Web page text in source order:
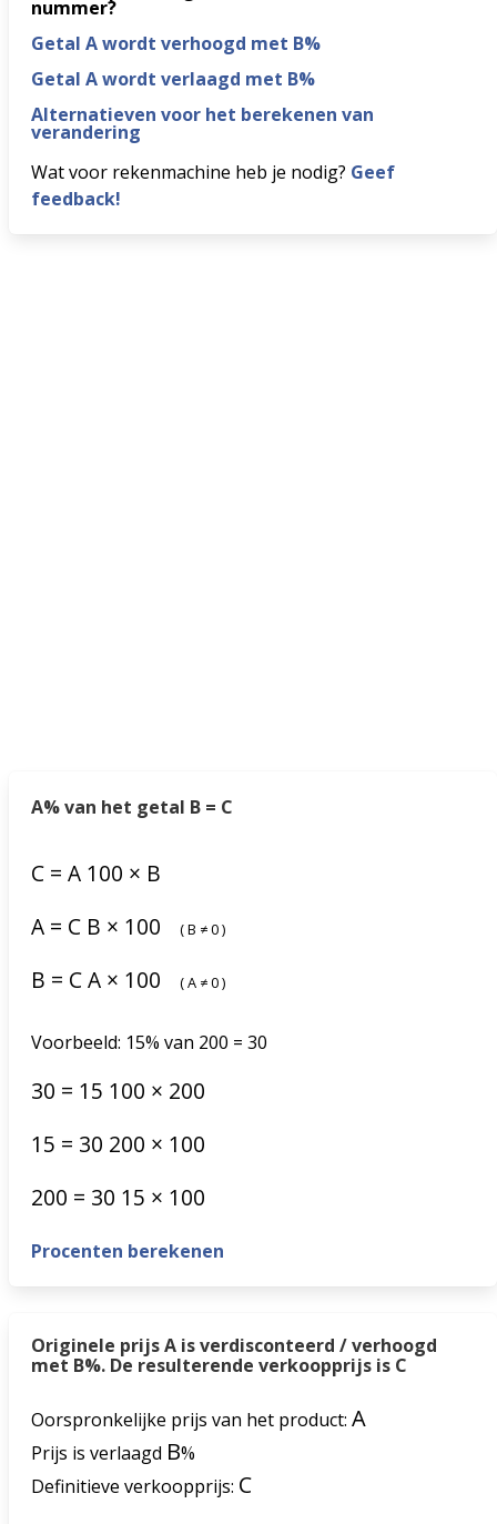
nummer?
Getal A wordt verhoogd met B%
Getal A wordt verlaagd met B%
Alternatieven voor het berekenen van
verandering
Wat voor rekenmachine heb je nodig? Geef
feedback!
A% van het getal B = C
C = A 100 × B
A = C B × 100 (B ≠0)
B = CA × 100 (A ≠0)
Voorbeeld: 15% van 200 = 30
30 = 15 100 × 200
15 = 30 200 × 100
200 = 30 15 × 100
Procenten berekenen
Originele prijs A is verdisconteerd / verhoogd
met B%. De resulterende verkoopprijs is C
Oorspronkelijke prijs van het product: A
Prijs is verlaagd B%
Definitieve verkoopprijs: C